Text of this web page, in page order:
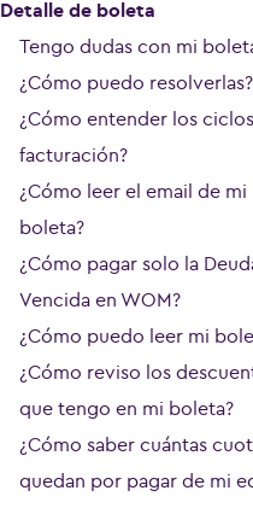
Detalle de boleta
Tengo dudas con mi
¿Cómo puedo resolverlas?
¿Cómo entender los
facturación?
¿Cómo leer el email de mi
boleta?
¿Cómo pagar solo la
Vencida en WOM?
¿Cómo puedo leer mi
¿Cómo reviso los
que tengo en mi boleta?
¿Cómo saber cuántas
quedan por pagar de mi